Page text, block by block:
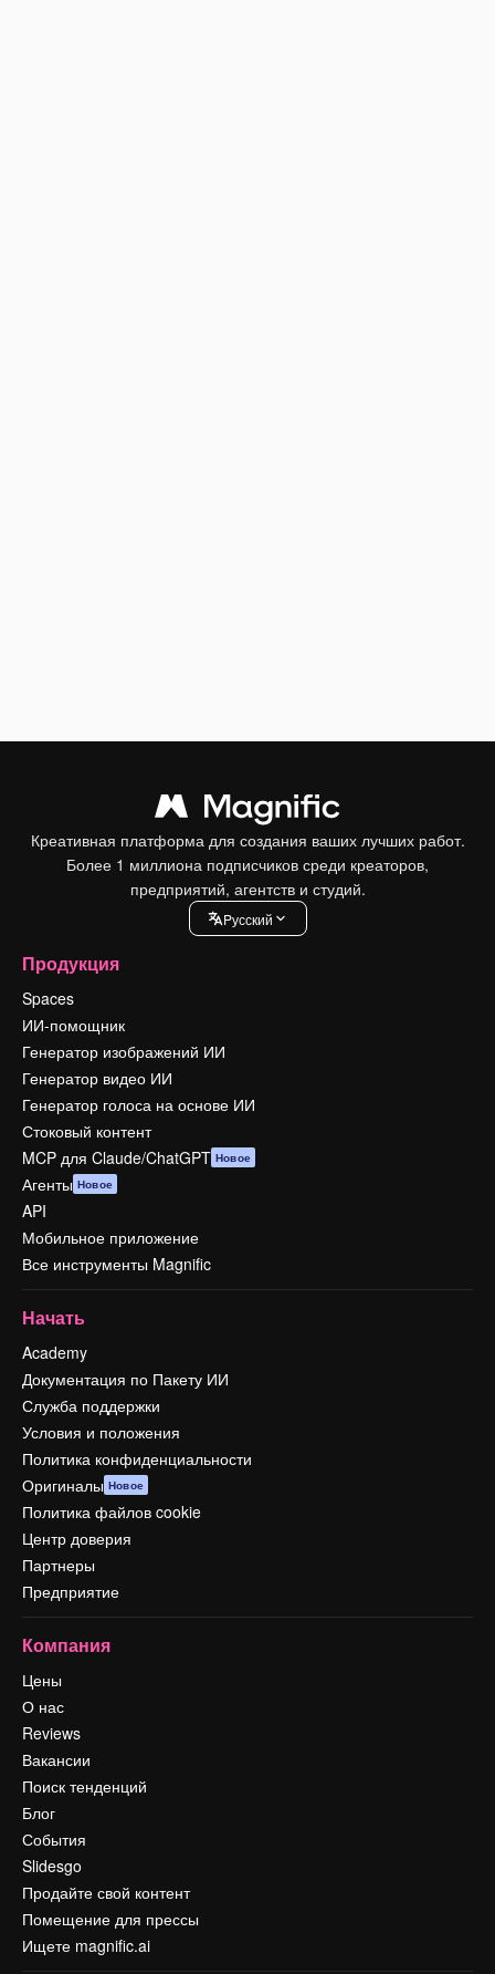
Креативная платформа для создания ваших лучших работ.
Более 1 миллиона подписчиков среди креаторов,
предприятий, агентств и студий.
Pусский
Продукция
Spaces
ИИ-помощник
Генератор изображений ИИ
Генератор видео ИИ
Генератор голоса на основе ИИ
Стоковый контент
MCP для Claude/ChatGPT Новое
Агенты Новое
API
Мобильное приложение
Все инструменты Magnific
Начать
Academy
Документация по Пакету ИИ
Служба поддержки
Условия и положения
Политика конфиденциальности
Оригиналы Новое
Политика файлов cookie
Центр доверия
Партнеры
Предприятие
Компания
Цены
О нас
Reviews
Вакансии
Поиск тенденций
Блог
События
Slidesgo
Продайте свой контент
Помещение для прессы
Ищете magnific.ai